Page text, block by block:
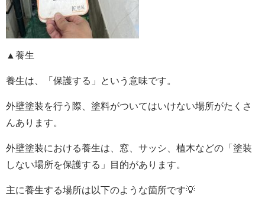
▲養生
養生は、「保護する」という意味です。
外壁塗装を行う際、塗料がついてはいけない場所がたくさ
んあります。
外壁塗装における養生は、 窓、サッシ、植木などの「塗装
しない場所を保護する」目的があります。
主に養生する場所は以下のような箇所です💡